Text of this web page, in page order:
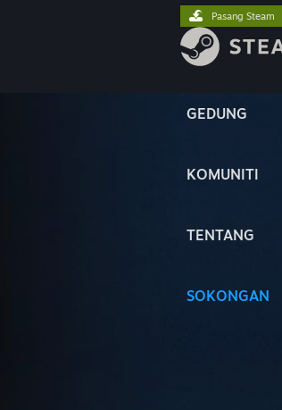
GEDUNG
KOMUNITI
TENTANG
SOKONGAN
Pasang Steam